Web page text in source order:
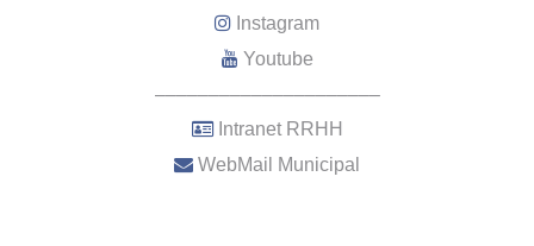
Instagram
Youtube
–––––––––––––––––––––
Intranet RRHH
WebMail Municipal